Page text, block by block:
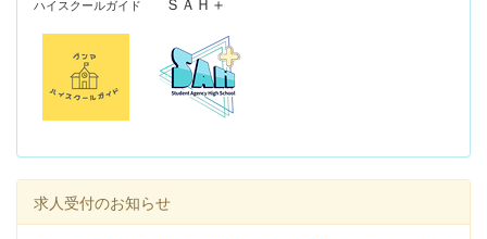
ハイスクールガイド
求人受付のお知らせ